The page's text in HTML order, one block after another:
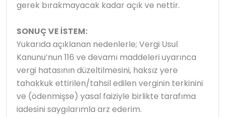
gerek bırakmayacak kadar açık ve nettir.
SONUÇ VE İSTEM:
Yukarıda açıklanan nedenlerle; Vergi Usul
Kanunu’nun 116 ve devamı maddeleri uyarınca
vergi hatasının düzeltilmesini, haksız yere
tahakkuk ettirilen/tahsil edilen verginin terkinini
ve (ödenmişse) yasal faiziyle birlikte tarafıma
iadesini saygılarımla arz ederim.